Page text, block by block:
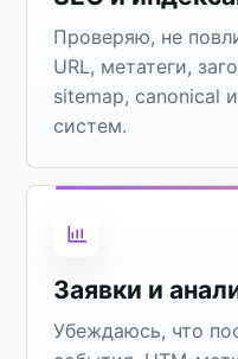
Проверяю, не
URL, метатеги,
sitemap, canonical
систем.
Заявки и
Убеждаюсь, что